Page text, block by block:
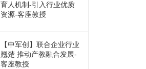
育人机制-引入行业优质
资源-客座教授
【中军创】联合企业行业
翘楚 推动产教融合发展-
客座教授